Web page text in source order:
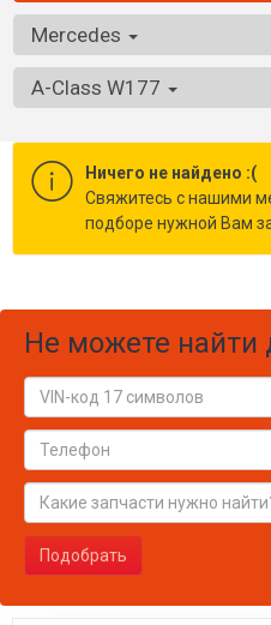
Mercedes
A-Class W177
Ничего не найдено :(
Cвяжитесь с нашими
подборе нужной Вам
Не можете найти
Подобрать